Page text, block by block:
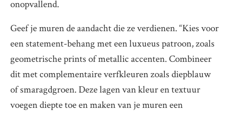
onopvallend.
Geef je muren de aandacht die ze verdienen. “Kies voor
een statement-behang met een luxueus patroon, zoals
geometrische prints of metallic accenten. Combineer
dit met complementaire verfkleuren zoals diepblauw
of smaragdgroen. Deze lagen van kleur en textuur
voegen diepte toe en maken van je muren een